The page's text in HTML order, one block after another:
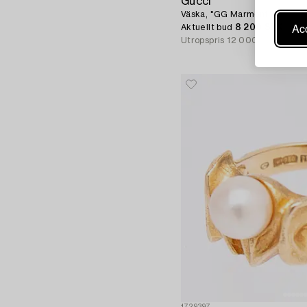
Väska, "GG Marmont".
Aktuellt bud 8 200 SEK
Utropspris 12 000 SEK